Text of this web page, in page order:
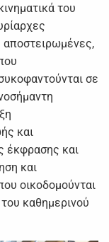
του
αποστειρωμένες,
σε
και
έκφρασης και
και
οικοδομούνται
καθημερινού